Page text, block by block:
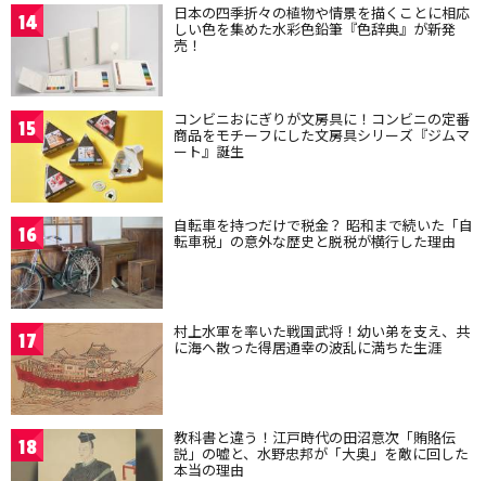
14 日本の四季折々の植物や情景を描くことに相応
しい色を集めた水彩色鉛筆『色辞典』が新発
売！
15 コンビニおにぎりが文房具に！コンビニの定番
商品をモチーフにした文房具シリーズ『ジムマ
ート』誕生
16 自転車を持つだけで税金？ 昭和まで続いた「自
転車税」の意外な歴史と脱税が横行した理由
17 村上水軍を率いた戦国武将！幼い弟を支え、共
に海へ散った得居通幸の波乱に満ちた生涯
18 教科書と違う！江戸時代の田沼意次「賄賂伝
説」の嘘と、水野忠邦が「大奥」を敵に回した
本当の理由